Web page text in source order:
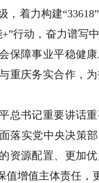
，着力构建
行动，奋力谱写
保障事业平稳健
重庆务实合作，
书记重要讲话重
落实党中央决策
资源配置、更加
增值主体责任，